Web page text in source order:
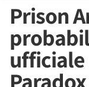
Prison